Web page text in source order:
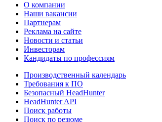
О компании
Наши вакансии
Партнерам
Реклама на сайте
Новости и статьи
Инвесторам
Кандидаты по профессиям
Производственный календарь
Требования к ПО
Безопасный HeadHunter
HeadHunter API
Поиск работы
Поиск по резюме